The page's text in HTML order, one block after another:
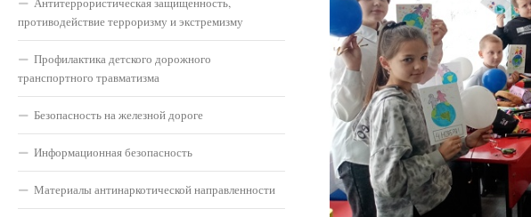
противодействие терроризму и экстремизму
Профилактика детского дорожного
транспортного травматизма
Безопасность на железной дороге
Информационная безопасность
Материалы антинаркотической направленности